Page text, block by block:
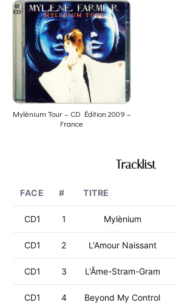
Mylènium Tour – CD Édition 2009 –
France
Tracklist
FACE # TITRE
CD1 1 Mylènium
CD1 2 L'Amour Naissant
CD1 3 L'Âme-Stram-Gram
CD1 4 Beyond My Control